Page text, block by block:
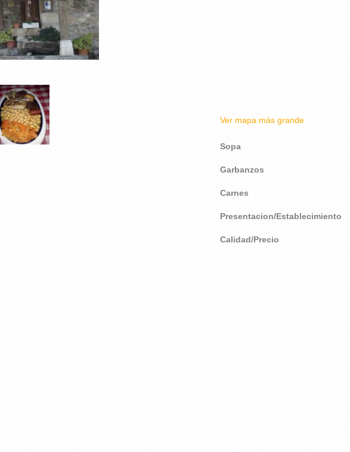
Ver mapa más grande
Sopa
Garbanzos
Carnes
Presentacion/Establecimiento
Calidad/Precio